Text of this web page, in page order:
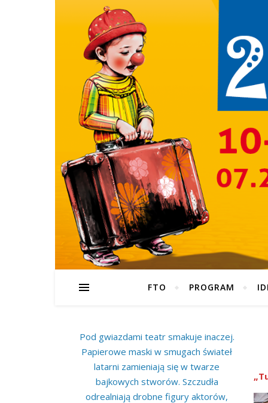
FTO PROGRAM
Pod gwiazdami teatr smakuje inaczej.
Papierowe maski w smugach świateł
latarni zamieniają się w twarze
bajkowych stworów. Szczudła
odrealniają drobne figury aktorów,